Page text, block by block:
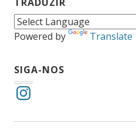
TRADUZIR
Powered by Translate
SIGA-NOS
Instagram